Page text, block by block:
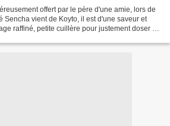
offert par le père d'une amie, lors de
Sencha vient de Koyto, il est d'une saveur et
raffiné, petite cuillère pour justement doser la